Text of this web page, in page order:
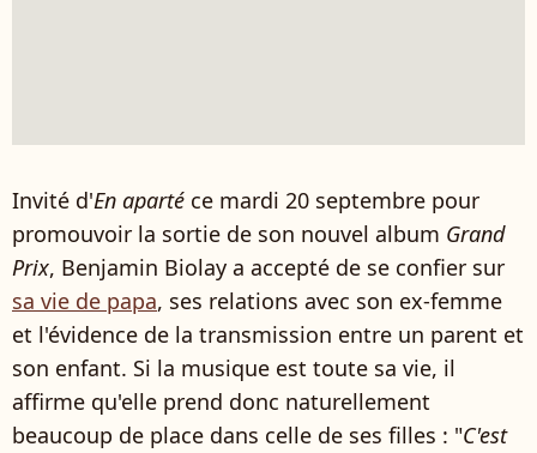
Invité d'En aparté ce mardi 20 septembre pour
promouvoir la sortie de son nouvel album Grand
Prix, Benjamin Biolay a accepté de se confier sur
sa vie de papa, ses relations avec son ex-femme
et l'évidence de la transmission entre un parent et
son enfant. Si la musique est toute sa vie, il
affirme qu'elle prend donc naturellement
beaucoup de place dans celle de ses filles : "C'est